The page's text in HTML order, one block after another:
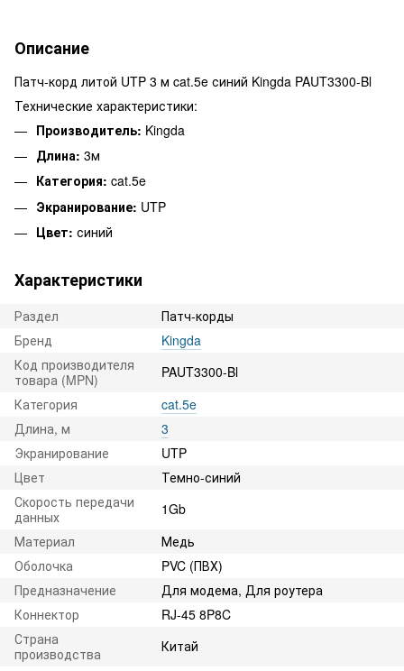
Описание
Патч-корд литой UTP 3 м cat.5e синий Kingda PAUT3300-Bl
Технические характеристики:
Производитель: Kingda
Длина: 3м
Категория: cat.5e
Экранирование: UTP
Цвет: синий
Характеристики
Раздел
Патч-корды
Бренд
Kingda
Код производителя
товара (MPN)
PAUT3300-Bl
Категория
cat.5e
Длина, м
3
Экранирование
UTP
Цвет
Темно-синий
Скорость передачи
данных
1Gb
Материал
Медь
Оболочка
PVC (ПВХ)
Предназначение
Для модема, Для роутера
Коннектор
RJ-45 8P8C
Страна
производства
Китай